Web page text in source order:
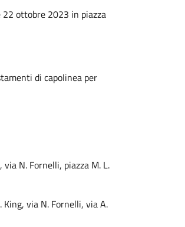
ottobre 2023 in piazza
di capolinea per
N. Fornelli, piazza M. L.
via N. Fornelli, via A.